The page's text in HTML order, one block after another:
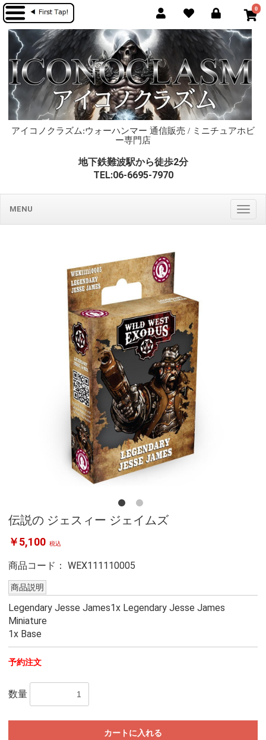
0
アイコノクラズム:ウォーハンマー 通信販売 / ミニチュアホビ
ー専門店
地下鉄難波駅から徒歩2分
TEL:06-6695-7970
MENU
伝説の ジェスィー ジェイムズ
￥5,100 税込
商品コード： WEX111110005
商品説明
Legendary Jesse James1x Legendary Jesse James
Miniature
1x Base
予約注文
数量
カートに入れる